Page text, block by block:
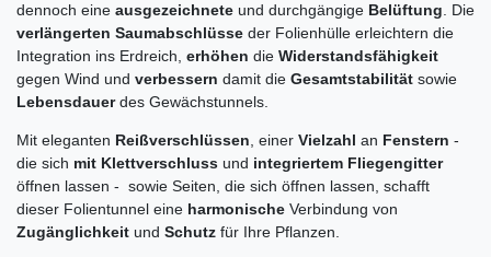
dennoch eine ausgezeichnete und durchgängige Belüftung. Die
verlängerten Saumabschlüsse der Folienhülle erleichtern die
Integration ins Erdreich, erhöhen die Widerstandsfähigkeit
gegen Wind und verbessern damit die Gesamtstabilität sowie
Lebensdauerdes Gewächstunnels.
Mit eleganten Reißverschlüssen, einer Vielzahl an Fenstern -
die sich mit Klettverschluss und integriertem Fliegengitter
öffnen lassen - sowie Seiten, die sich öffnen lassen, schafft
dieser Folientunnel eine harmonische Verbindung von
Zugänglichkeit und Schutz für Ihre Pflanzen.